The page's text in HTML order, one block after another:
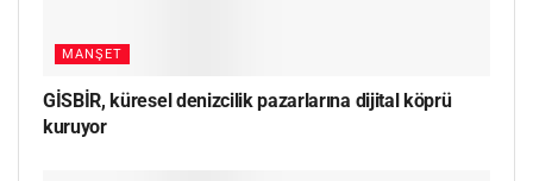
MANŞET
GİSBİR, küresel denizcilik pazarlarına dijital köprü
kuruyor